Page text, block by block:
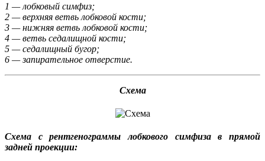
1 — лобковый симфиз;
2 — верхняя ветвь лобковой кости;
3 — нижняя ветвь лобковой кости;
4 — ветвь седалищной кости;
5 — седалищный бугор;
6 — запирательное отверстие.
Схема
Схема с рентгенограммы лобкового симфиза в прямой
задней проекции: